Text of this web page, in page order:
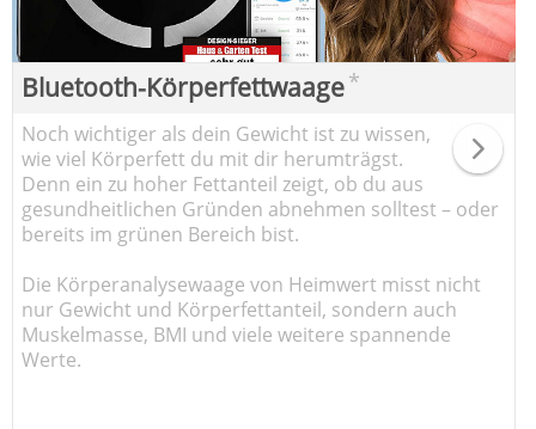
Bluetooth-Körperfettwaage*
Noch wichtiger als dein Gewicht ist zu wissen,
wie viel Körperfett du mit dir herumträgst.
Denn ein zu hoher Fettanteil zeigt, ob du aus
gesundheitlichen Gründen abnehmen solltest – oder
bereits im grünen Bereich bist.
Die Körperanalysewaage von Heimwert misst nicht
nur Gewicht und Körperfettanteil, sondern auch
Muskelmasse, BMI und viele weitere spannende
Werte.